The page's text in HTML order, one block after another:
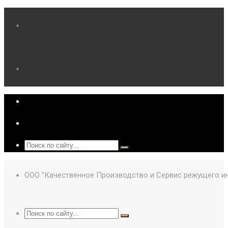
ООО "Качественное Производство и Сервис режущего